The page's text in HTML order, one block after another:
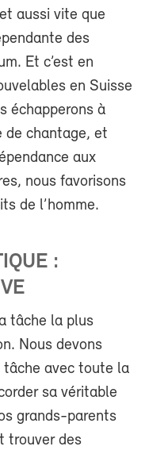
aussi vite que
des
Et c’est en
en Suisse
échapperons à
de chantage, et
aux
nous favorisons
de l’homme.
:
tâche la plus
Nous devons
avec toute la
sa véritable
grands-parents
trouver des